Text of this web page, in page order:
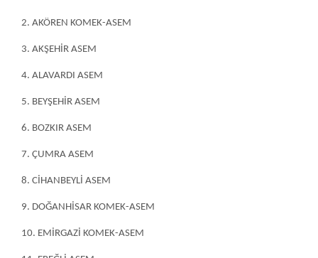
10. EMİRGAZİ KOMEK-ASEM
11. EREĞLİ ASEM
12. GÜNEYSINIR ASEM
13. HÜYÜK ASEM
14. ILGIN ASEM
15. KADINHANI ASEM
16. KARAPINAR ASEM
17. KARATAY ASEM
18. KULU ASEM